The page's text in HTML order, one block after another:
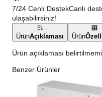
7/24 Cenlı DestekCanlı
ulaşabilirsiniz!
ÜrünAçıklaması Ürün
Ürün açıklaması
Benzer Ürünler